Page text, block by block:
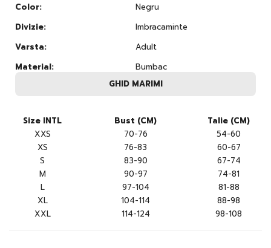
Color:
Negru
Divizie:
Imbracaminte
Varsta:
Adult
Material:
Bumbac
GHID MARIMI
Size INTL Bust (CM)
Talie (CM)
XXS
70-76
54-60
XS
76-83
60-67
S
83-90
67-74
M
90-97
74-81
L
97-104
81-88
XL
104-114
88-98
XXL
114-124 98-108